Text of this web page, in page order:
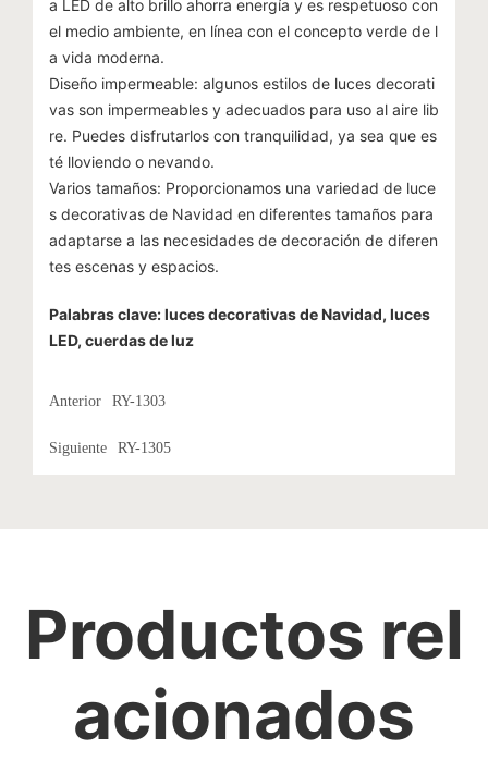
a LED de alto brillo ahorra energía y es respetuoso con
el medio ambiente, en línea con el concepto verde de l
a vida moderna.
Diseño impermeable: algunos estilos de luces decorati
vas son impermeables y adecuados para uso al aire lib
re. Puedes disfrutarlos con tranquilidad, ya sea que es
té lloviendo o nevando.
Varios tamaños: Proporcionamos una variedad de luce
s decorativas de Navidad en diferentes tamaños para
adaptarse a las necesidades de decoración de diferen
tes escenas y espacios.
Palabras clave: luces decorativas de Navidad, luces
LED, cuerdas de luz
Anterior RY-1303
Siguiente RY-1305
Productos rel
acionados